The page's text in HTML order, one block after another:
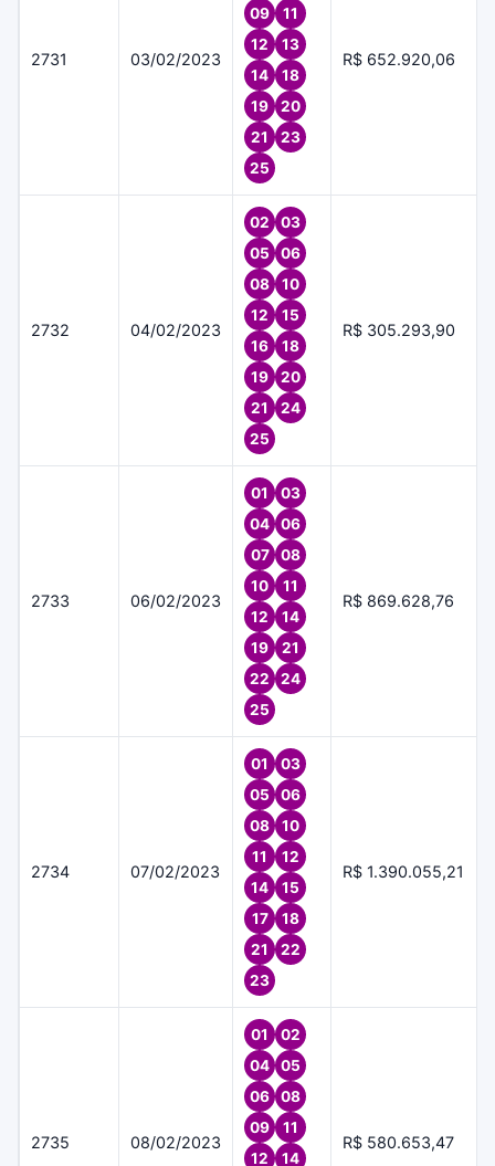
2731 03/02/2023
09
11
12
13
14
18
19
20
21
23
25
R$ 652.920,06
2732 04/02/2023
02
03
05
06
08
10
12
15
16
18
19
20
21
24
25
R$ 305.293,90
2733 06/02/2023
01
03
04
06
07
08
10
11
12
14
19
21
22
24
25
R$ 869.628,76
2734 07/02/2023
01
03
05
06
08
10
11
12
14
15
17
18
21
22
23
R$ 1.390.055,21
2735 08/02/2023
01
02
04
05
06
08
09
11
12
14
R$ 580.653,47